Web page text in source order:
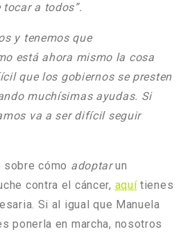
tocar a todos”.
y tenemos que
está ahora mismo la cosa
que los gobiernos se presten
muchísimas ayudas. Si
va a ser difícil seguir
sobre cómo adoptarun
contra el cáncer, aquítienes
Si al igual que Manuela
ponerla en marcha, nosotros